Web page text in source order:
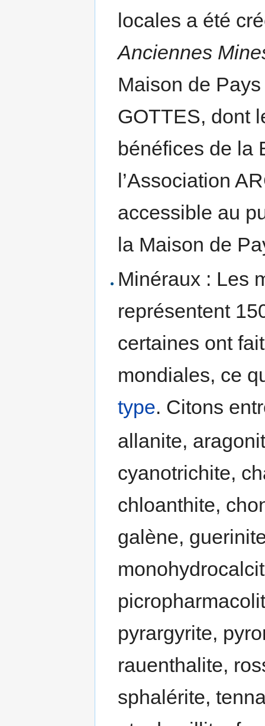
locales a été
Anciennes
Maison de
GOTTES, dont
bénéfices de la
l’Association
accessible au
la Maison de
Minéraux : Les
représentent
certaines ont
mondiales, ce
type. Citons
allanite,
cyanotrichite,
chloanthite,
galène,
pyrargyrite,
rauenthalite,
sphalérite,